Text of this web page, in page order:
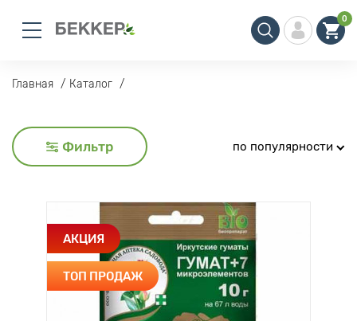
0
Главная Каталог
Фильтр по популярности
АКЦИЯ
ТОП ПРОДАЖ